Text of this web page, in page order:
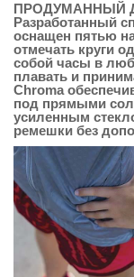
ПРОДУМАННЫЙ
Разработанный
оснащен пятью
отмечать круги
собой часы в
плавать и
Chroma
под прямыми
усиленным
ремешки без